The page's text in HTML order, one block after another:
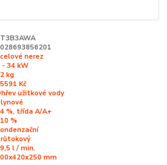
nerez
- 34 kW
kg
Kč
užitkové vody
%, třída A/A+
%
l / min.
mm